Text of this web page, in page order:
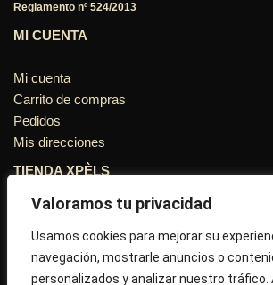
Valoramos tu privacidad
Usamos cookies para mejorar su
navegación, mostrarle anuncios o
personalizados y analizar nuestro tráfico.
Reglamento nº 524/2013
MI CUENTA
Mi cuenta
Carrito de compras
Pedidos
Mis direcciones
TIENDA XPÈLS
Avinguda Molins de Rei Nº 3
08755, Barcelona, Cataluña, España
Horario: Lun-Vie 09:30h a 13:30h y 16:45h